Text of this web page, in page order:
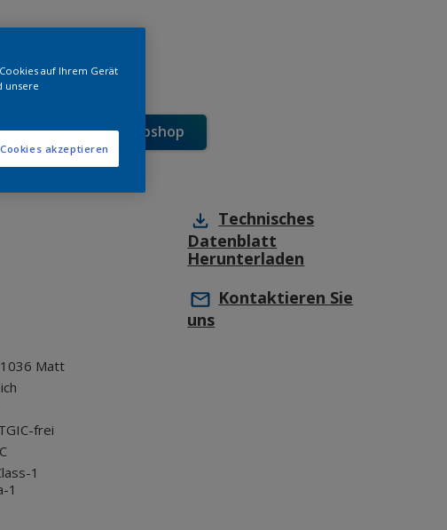
Sie direkt im Webshop
Matt
frei
1
1
Technisches
Datenblatt
Herunterladen
Kontaktieren Sie
uns
auf Ihrem Gerät
unsere
akzeptieren